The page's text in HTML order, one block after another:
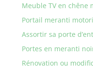
Meuble TV en chêne
Portail meranti
Assortir sa porte
Portes en meranti
Rénovation ou